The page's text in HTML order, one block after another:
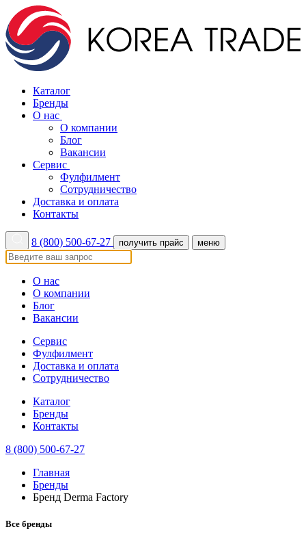
Каталог
Бренды
О нас
О компании
Блог
Вакансии
Сервис
Фулфилмент
Сотрудничество
Доставка и оплата
Контакты
8 (800) 500-67-27 получить прайс меню
О нас
О компании
Блог
Вакансии
Сервис
Фулфилмент
Доставка и оплата
Сотрудничество
Каталог
Бренды
Контакты
8 (800) 500-67-27
Главная
Бренды
Бренд Derma Factory
Все бренды